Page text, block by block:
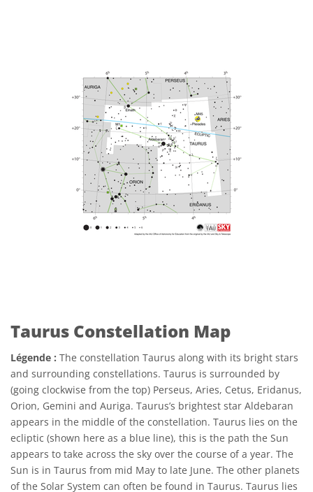
Taurus Constellation Map
Légende : The constellation Taurus along with its bright stars
and surrounding constellations. Taurus is surrounded by
(going clockwise from the top) Perseus, Aries, Cetus, Eridanus,
Orion, Gemini and Auriga. Taurus’s brightest star Aldebaran
appears in the middle of the constellation. Taurus lies on the
ecliptic (shown here as a blue line), this is the path the Sun
appears to take across the sky over the course of a year. The
Sun is in Taurus from mid May to late June. The other planets
of the Solar System can often be found in Taurus. Taurus lies